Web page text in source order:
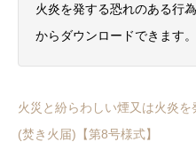
火炎を発する恐れのある行
からダウンロードできます。
火災と紛らわしい煙又は火炎
(焚き火届)【第8号様式】